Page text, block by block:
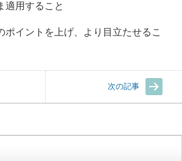
適用すること
ポイントを上げ、より目立たせるこ
次の記事